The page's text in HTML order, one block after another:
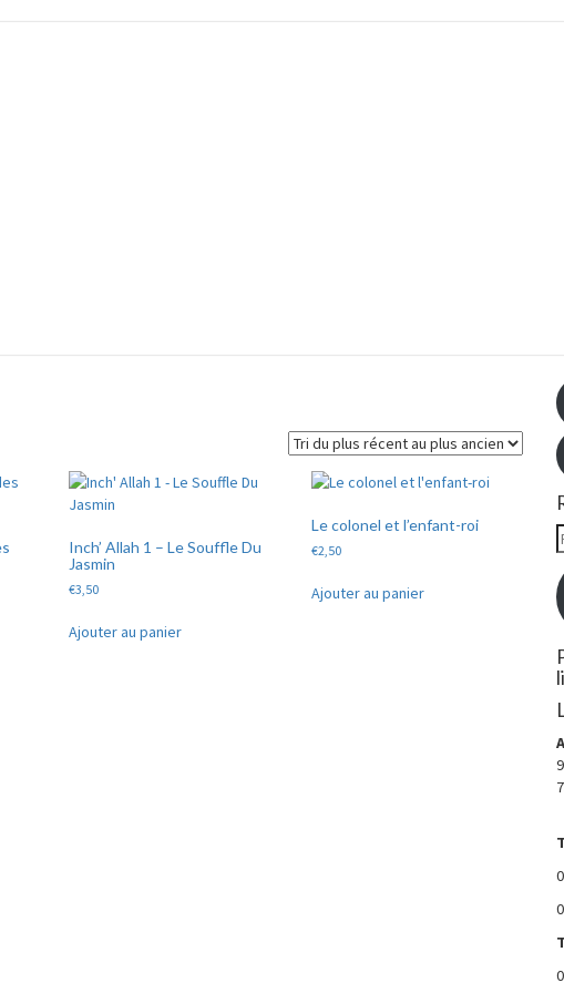
des livres anciens ou d’occasion
Inch’ Allah 1 – Le Souffle Du
Jasmin
€3,50
Ajouter au panier
Le colonel et l’enfant-roi
€2,50
Ajouter au panier